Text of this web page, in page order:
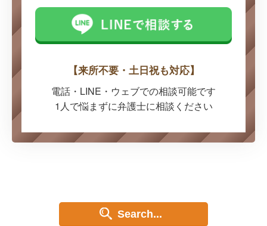
【来所不要・土日祝も対応】
電話・LINE・ウェブでの相談可能です
1人で悩まずに弁護士に相談ください
Search...